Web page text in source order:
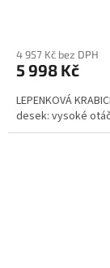
4 957 Kč bez DPH
5 998 Kč
LEPENKOVÁ
desek: vysoké